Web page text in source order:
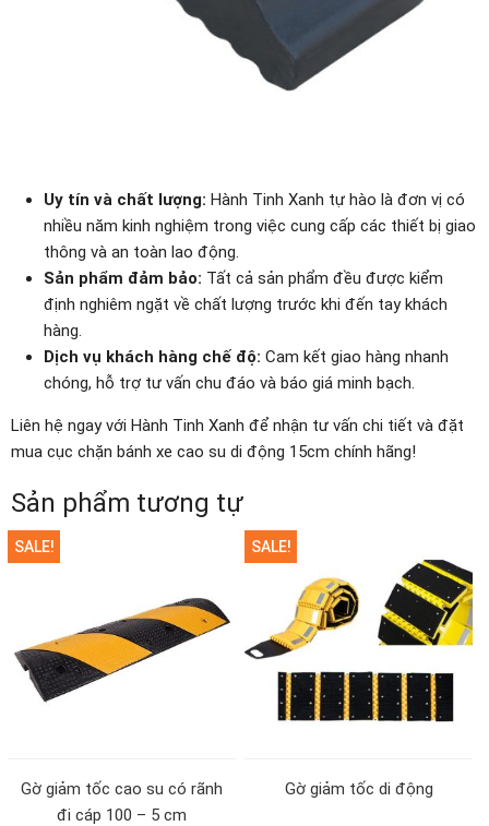
Uy tín và chất lượng: Hành Tinh Xanh tự hào là đơn vị có
nhiều năm kinh nghiệm trong việc cung cấp các thiết bị giao
thông và an toàn lao động.
Sản phẩm đảm bảo: Tất cả sản phẩm đều được kiểm
định nghiêm ngặt về chất lượng trước khi đến tay khách
hàng.
Dịch vụ khách hàng chế độ: Cam kết giao hàng nhanh
chóng, hỗ trợ tư vấn chu đáo và báo giá minh bạch.
Liên hệ ngay với Hành Tinh Xanh để nhận tư vấn chi tiết và đặt
mua cục chặn bánh xe cao su di động 15cm chính hãng!
Sản phẩm tương tự
SALE!
Gờ giảm tốc cao su có rãnh
đi cáp 100 – 5 cm
SALE!
Gờ giảm tốc di động